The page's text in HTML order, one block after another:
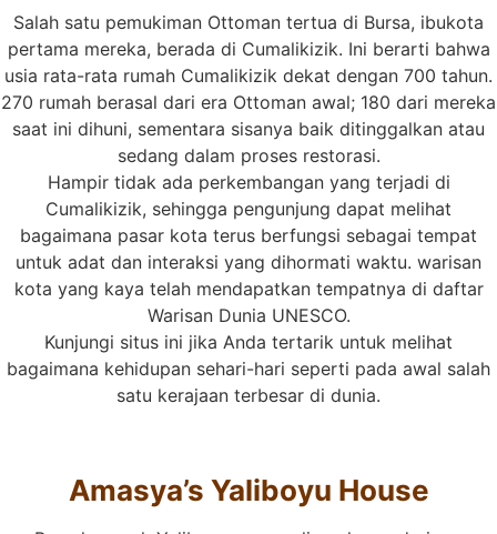
Salah satu pemukiman Ottoman tertua di Bursa, ibukota
pertama mereka, berada di Cumalikizik. Ini berarti bahwa
usia rata-rata rumah Cumalikizik dekat dengan 700 tahun.
270 rumah berasal dari era Ottoman awal; 180 dari mereka
saat ini dihuni, sementara sisanya baik ditinggalkan atau
sedang dalam proses restorasi.
Hampir tidak ada perkembangan yang terjadi di
Cumalikizik, sehingga pengunjung dapat melihat
bagaimana pasar kota terus berfungsi sebagai tempat
untuk adat dan interaksi yang dihormati waktu. warisan
kota yang kaya telah mendapatkan tempatnya di daftar
Warisan Dunia UNESCO.
Kunjungi situs ini jika Anda tertarik untuk melihat
bagaimana kehidupan sehari-hari seperti pada awal salah
satu kerajaan terbesar di dunia.
Amasya’s Yaliboyu House